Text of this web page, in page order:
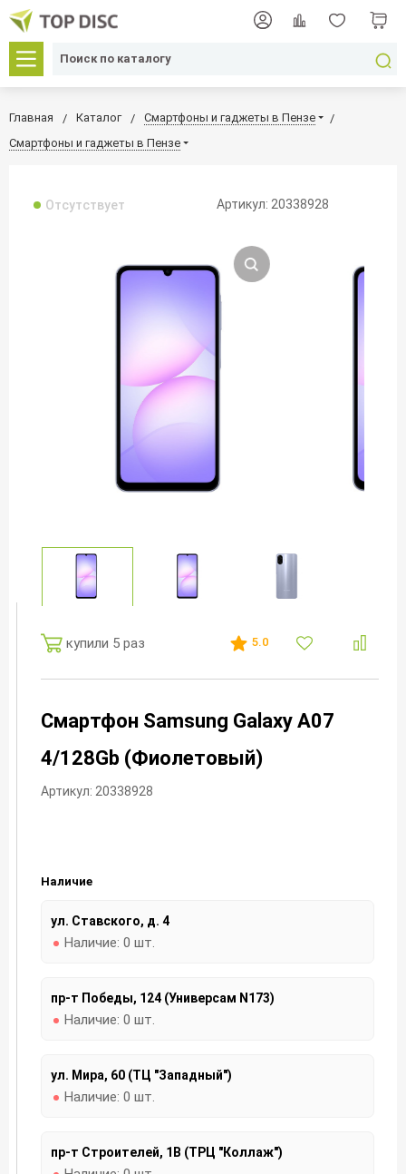
Главная Каталог
Смартфоны и гаджеты в Пензе
Смартфоны и гаджеты в Пензе
Отсутствует Артикул: 20338928
купили 5 раз 5.0
Смартфон Samsung Galaxy A07
4/128Gb (Фиолетовый)
Артикул: 20338928
Наличие
ул. Ставского, д. 4
Наличие: 0 шт.
пр-т Победы, 124 (Универсам N173)
Наличие: 0 шт.
ул. Мира, 60 (ТЦ "Западный")
Наличие: 0 шт.
пр-т Строителей, 1В (ТРЦ "Коллаж")